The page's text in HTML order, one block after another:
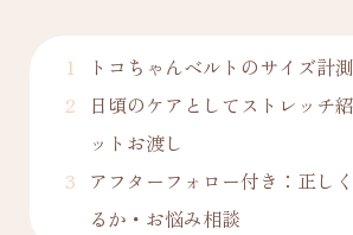
トコちゃんベルトのサイズ計
日頃のケアとしてストレッチ
ットお渡し
アフターフォロー付き：正し
るか・お悩み相談